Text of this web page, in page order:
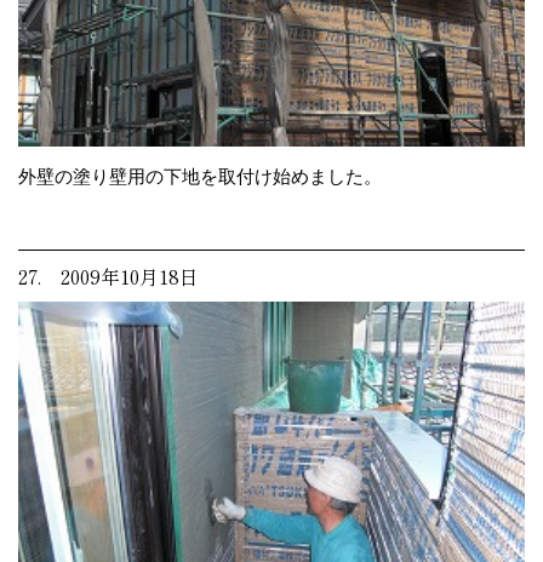
外壁の塗り壁用の下地を取付け始めました。
27. 2009年10月18日